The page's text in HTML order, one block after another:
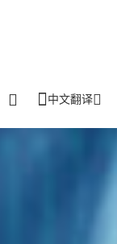
中文翻译